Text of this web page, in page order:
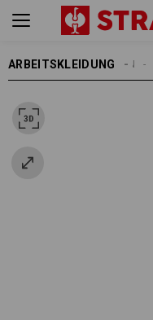
ARBEITSKLEIDUNGDAMEN